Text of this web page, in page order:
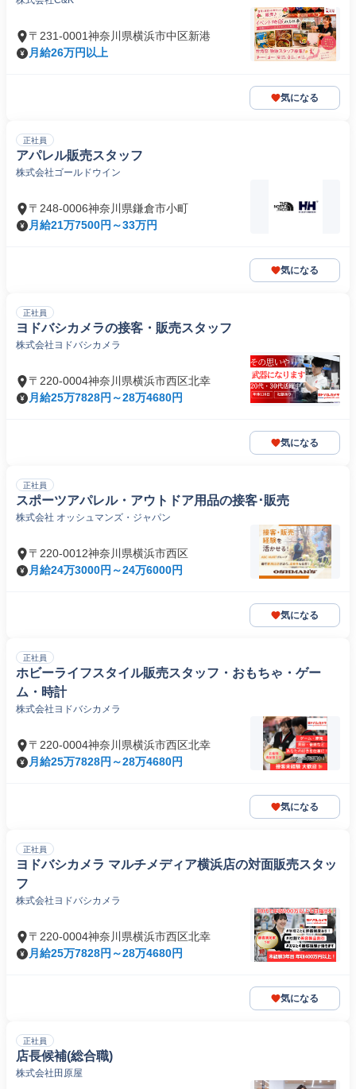
〒231-0001神奈川県横浜市中区新港
月給26万円以上
気になる
正社員
アパレル販売スタッフ
株式会社ゴールドウイン
〒248-0006神奈川県鎌倉市小町
月給21万7500円～33万円
気になる
正社員
ヨドバシカメラの接客・販売スタッフ
株式会社ヨドバシカメラ
〒220-0004神奈川県横浜市西区北幸
月給25万7828円～28万4680円
気になる
正社員
スポーツアパレル・アウトドア用品の接客･販売
株式会社 オッシュマンズ・ジャパン
〒220-0012神奈川県横浜市西区
月給24万3000円～24万6000円
気になる
正社員
ホビーライフスタイル販売スタッフ・おもちゃ・ゲー
ム・時計
株式会社ヨドバシカメラ
〒220-0004神奈川県横浜市西区北幸
月給25万7828円～28万4680円
気になる
正社員
ヨドバシカメラ マルチメディア横浜店の対面販売スタッ
フ
株式会社ヨドバシカメラ
〒220-0004神奈川県横浜市西区北幸
月給25万7828円～28万4680円
気になる
正社員
店長候補(総合職)
株式会社田原屋